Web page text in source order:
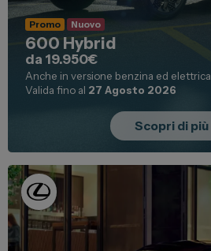
Promo Nuovo
600 Hybrid
da 19.950€
Anche in versione benzina ed elettrica
Valida fino al 27 Agosto 2026
Scopri di più